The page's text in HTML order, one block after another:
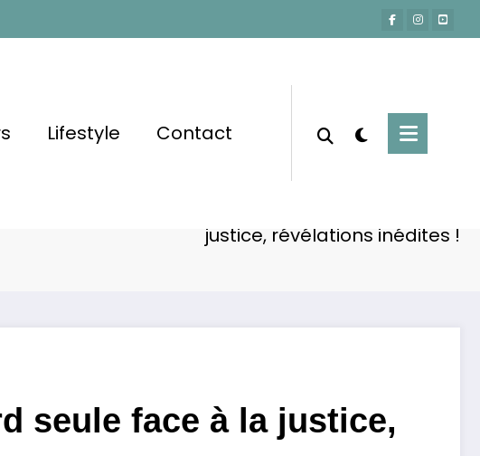
Lifestyle Contact
justice, révélations inédites !
seule face à la justice,